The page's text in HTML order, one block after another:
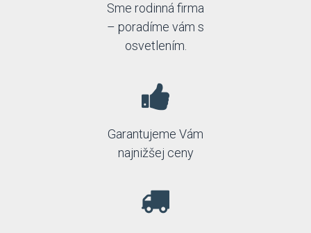
Sme rodinná firma
– poradíme vám s
osvetlením.
Garantujeme Vám
najnižšej ceny